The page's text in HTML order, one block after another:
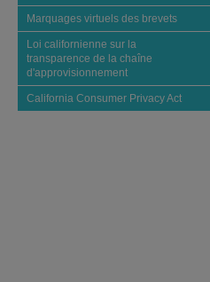
Marquages virtuels des brevets
Loi californienne sur la
transparence de la chaîne
d'approvisionnement
California Consumer Privacy Act